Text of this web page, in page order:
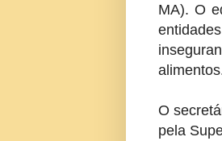
MA). O
O
pela